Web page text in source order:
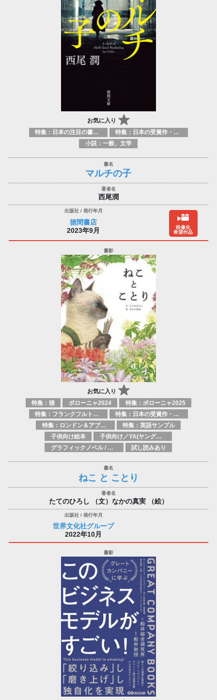
お気に入り
特集：日本の注目の書き手たち
特集：日本の受賞作・ノミネート作品特集
小説：一般、文学
マルチの子
西尾潤
徳間書店
2023年9月
映像化
希望作品
お気に入り
特集：猫 ボローニャ2024
特集：ボローニャ2025
特集：フランクフルト2025
特集：日本の受賞作・ノミネート作品特集
特集：ロンドン＆アブダビブックフェア2026
特集：英語サンプル
子供向け絵本
子供向け／YA(ヤングアダルト)向け一般：芸術&芸術家
グラフィックノベル / コミックブック / 漫画：スタイル / 伝統
試し読みあり
ねこ と ことり
たてのひろし （文）なかの真実 （絵）
世界文化社グループ
2022年10月